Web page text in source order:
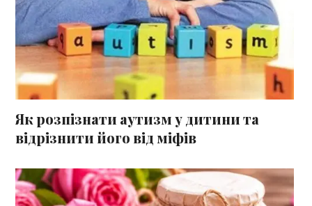
Як розпізнати аутизм у дитини та
відрізнити його від міфів